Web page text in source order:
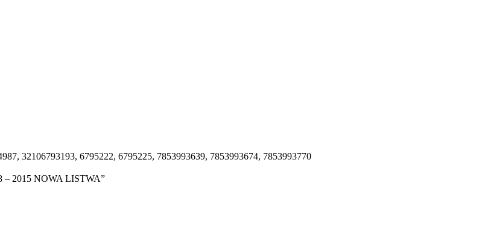
32106793193, 6795222, 6795225, 7853993639, 7853993674, 7853993770
– 2015 NOWA LISTWA”